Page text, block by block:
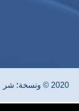
2020 © ونسخة؛ شر